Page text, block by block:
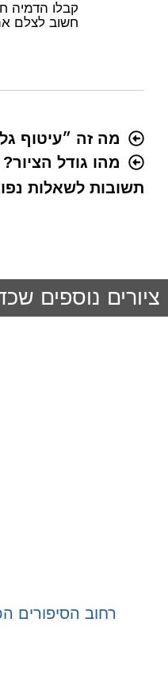
קבלו הדמיה חינם
חשוב לצלם
מה זה ״עיטוף
מהו גודל הציור?
תשובות לשאלות
ציורים נוספים
רחוב הסיפורים